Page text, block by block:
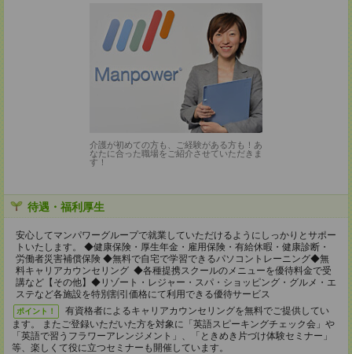
介護が初めての方も、ご経験がある方も！あ
なたに合った職場をご紹介させていただきま
す！
待遇・福利厚生
安心してマンパワーグループで就業していただけるようにしっかりとサポー
トいたします。 ◆健康保険・厚生年金・雇用保険・有給休暇・健康診断・
労働者災害補償保険 ◆無料で自宅で学習できるパソコントレーニング◆無
料キャリアカウンセリング ◆各種提携スクールのメニューを優待料金で受
講など【その他】◆リゾート・レジャー・スパ・ショッピング・グルメ・エ
ステなど各施設を特別割引価格にて利用できる優待サービス
ポイント！
有資格者によるキャリアカウンセリングを無料でご提供してい
ます。 またご登録いただいた方を対象に「英語スピーキングチェック会」や
「英語で習うフラワーアレンジメント」、「ときめき片づけ体験セミナー」
等、楽しくて役に立つセミナーも開催しています。